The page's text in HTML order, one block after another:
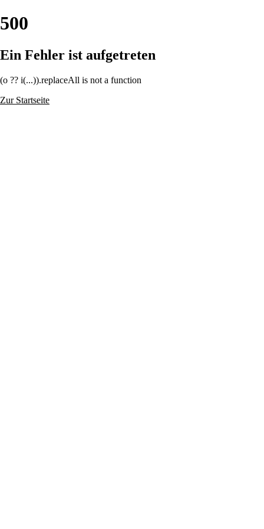
500
Ein Fehler ist aufgetreten
(o ?? i(...)).replaceAll is not a function
Zur Startseite